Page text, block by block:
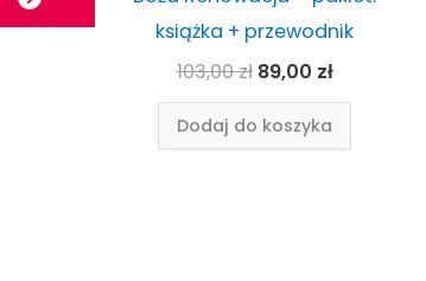
książka + przewodnik
103,00zł 89,00 zł
Dodaj do koszyka